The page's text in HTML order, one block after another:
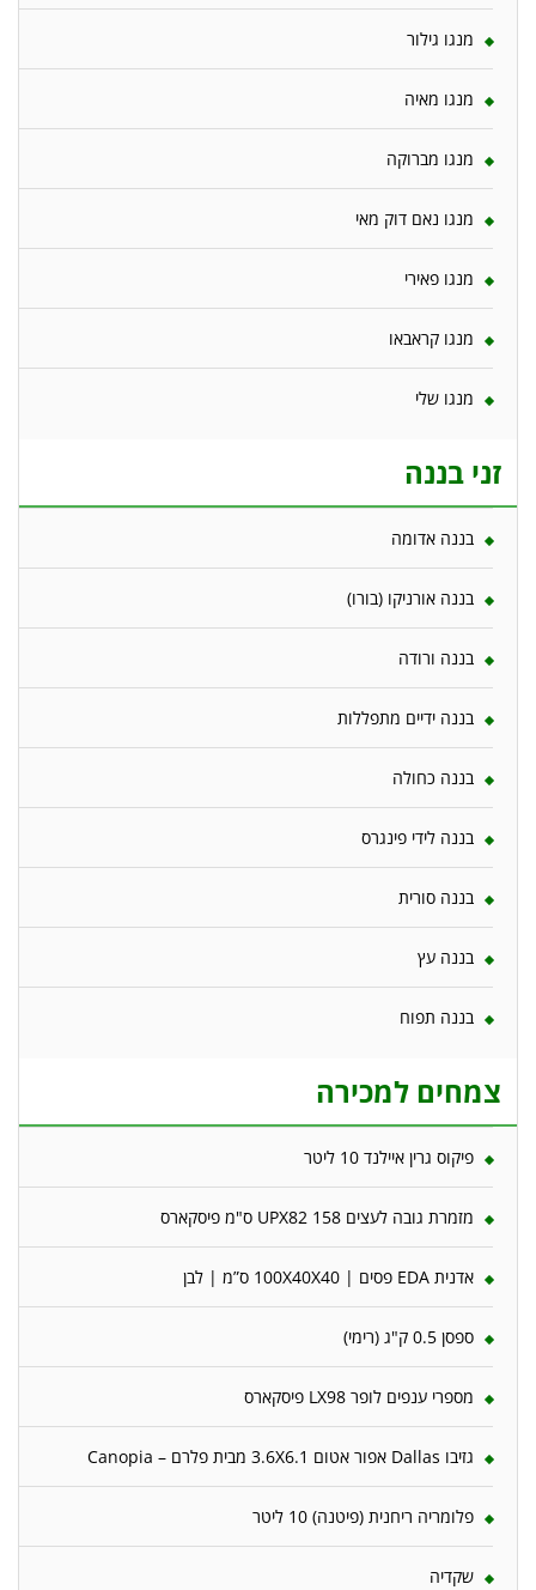
מנגו גילור
מנגו מאיה
מנגו מברוקה
מנגו נאם דוק מאי
מנגו פאירי
מנגו קראבאו
מנגו שלי
זני בננה
בננה אדומה
בננה אורניקו (בורו)
בננה ורודה
בננה ידיים מתפללות
בננה כחולה
בננה לידי פינגרס
בננה סורית
בננה עץ
בננה תפוח
צמחים למכירה
פיקוס גרין איילנד 10 ליטר
מזמרת גובה לעצים 158 UPX82 ס"מ פיסקארס
אדנית EDA פסים | 100X40X40 ס”מ | לבן
ספסן 0.5 ק"ג (רימי)
מספרי ענפים לופר LX98 פיסקארס
גזיבו Dallas אפור אטום 3.6X6.1 מבית פלרם – Canopia
פלומריה ריחנית (פיטנה) 10 ליטר
שקדיה